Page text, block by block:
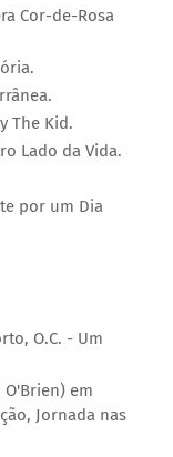
Cor-de-Rosa
The Kid.
Lado da Vida.
por um Dia
O.C. - Um
em
Jornada nas